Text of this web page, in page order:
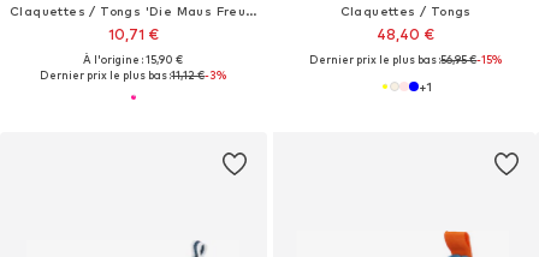
Claquettes / Tongs 'Die Maus Freunde'
10,71 €
À l'origine : 15,90 €
Dernier prix le plus bas :11,12 €-3%
Claquettes / Tongs
48,40 €
Dernier prix le plus bas :56,95 €-15%
+1